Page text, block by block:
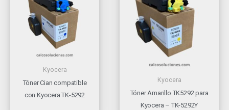
Kyocera
Tóner Cian compatible
con Kyocera TK-5292
Kyocera
Tóner Amarillo TK5292 para
Kyocera – TK-5292Y